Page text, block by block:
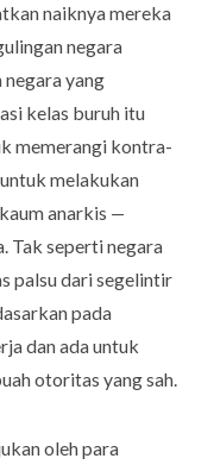
naiknya mereka
negara
yang
kelas buruh itu
memerangi kontra-
melakukan
anarkis —
Tak seperti negara
palsu dari segelintir
pada
dan ada untuk
otoritas yang sah.
oleh para